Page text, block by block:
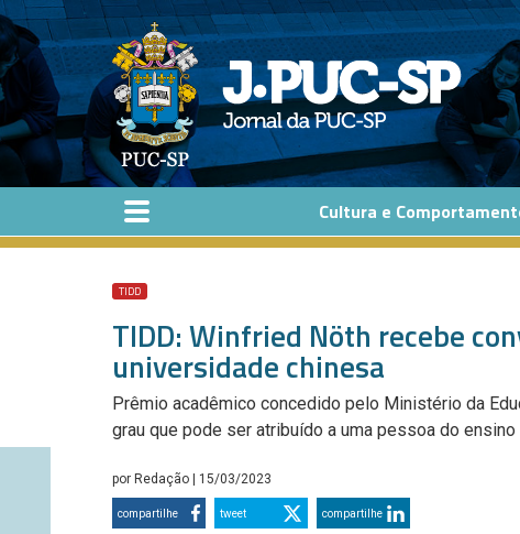
Pular para o conteúdo principal
Cultura e
TIDD
TIDD: Winfried Nöth recebe
universidade chinesa
Prêmio acadêmico concedido pelo Ministério da
grau que pode ser atribuído a uma pessoa do
por Redação | 15/03/2023
compartilhe tweet compartilhe